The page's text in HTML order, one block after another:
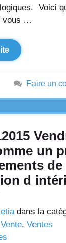
Voici
vous …
Faire un
un
de
d
dans la
Vente, Ventes